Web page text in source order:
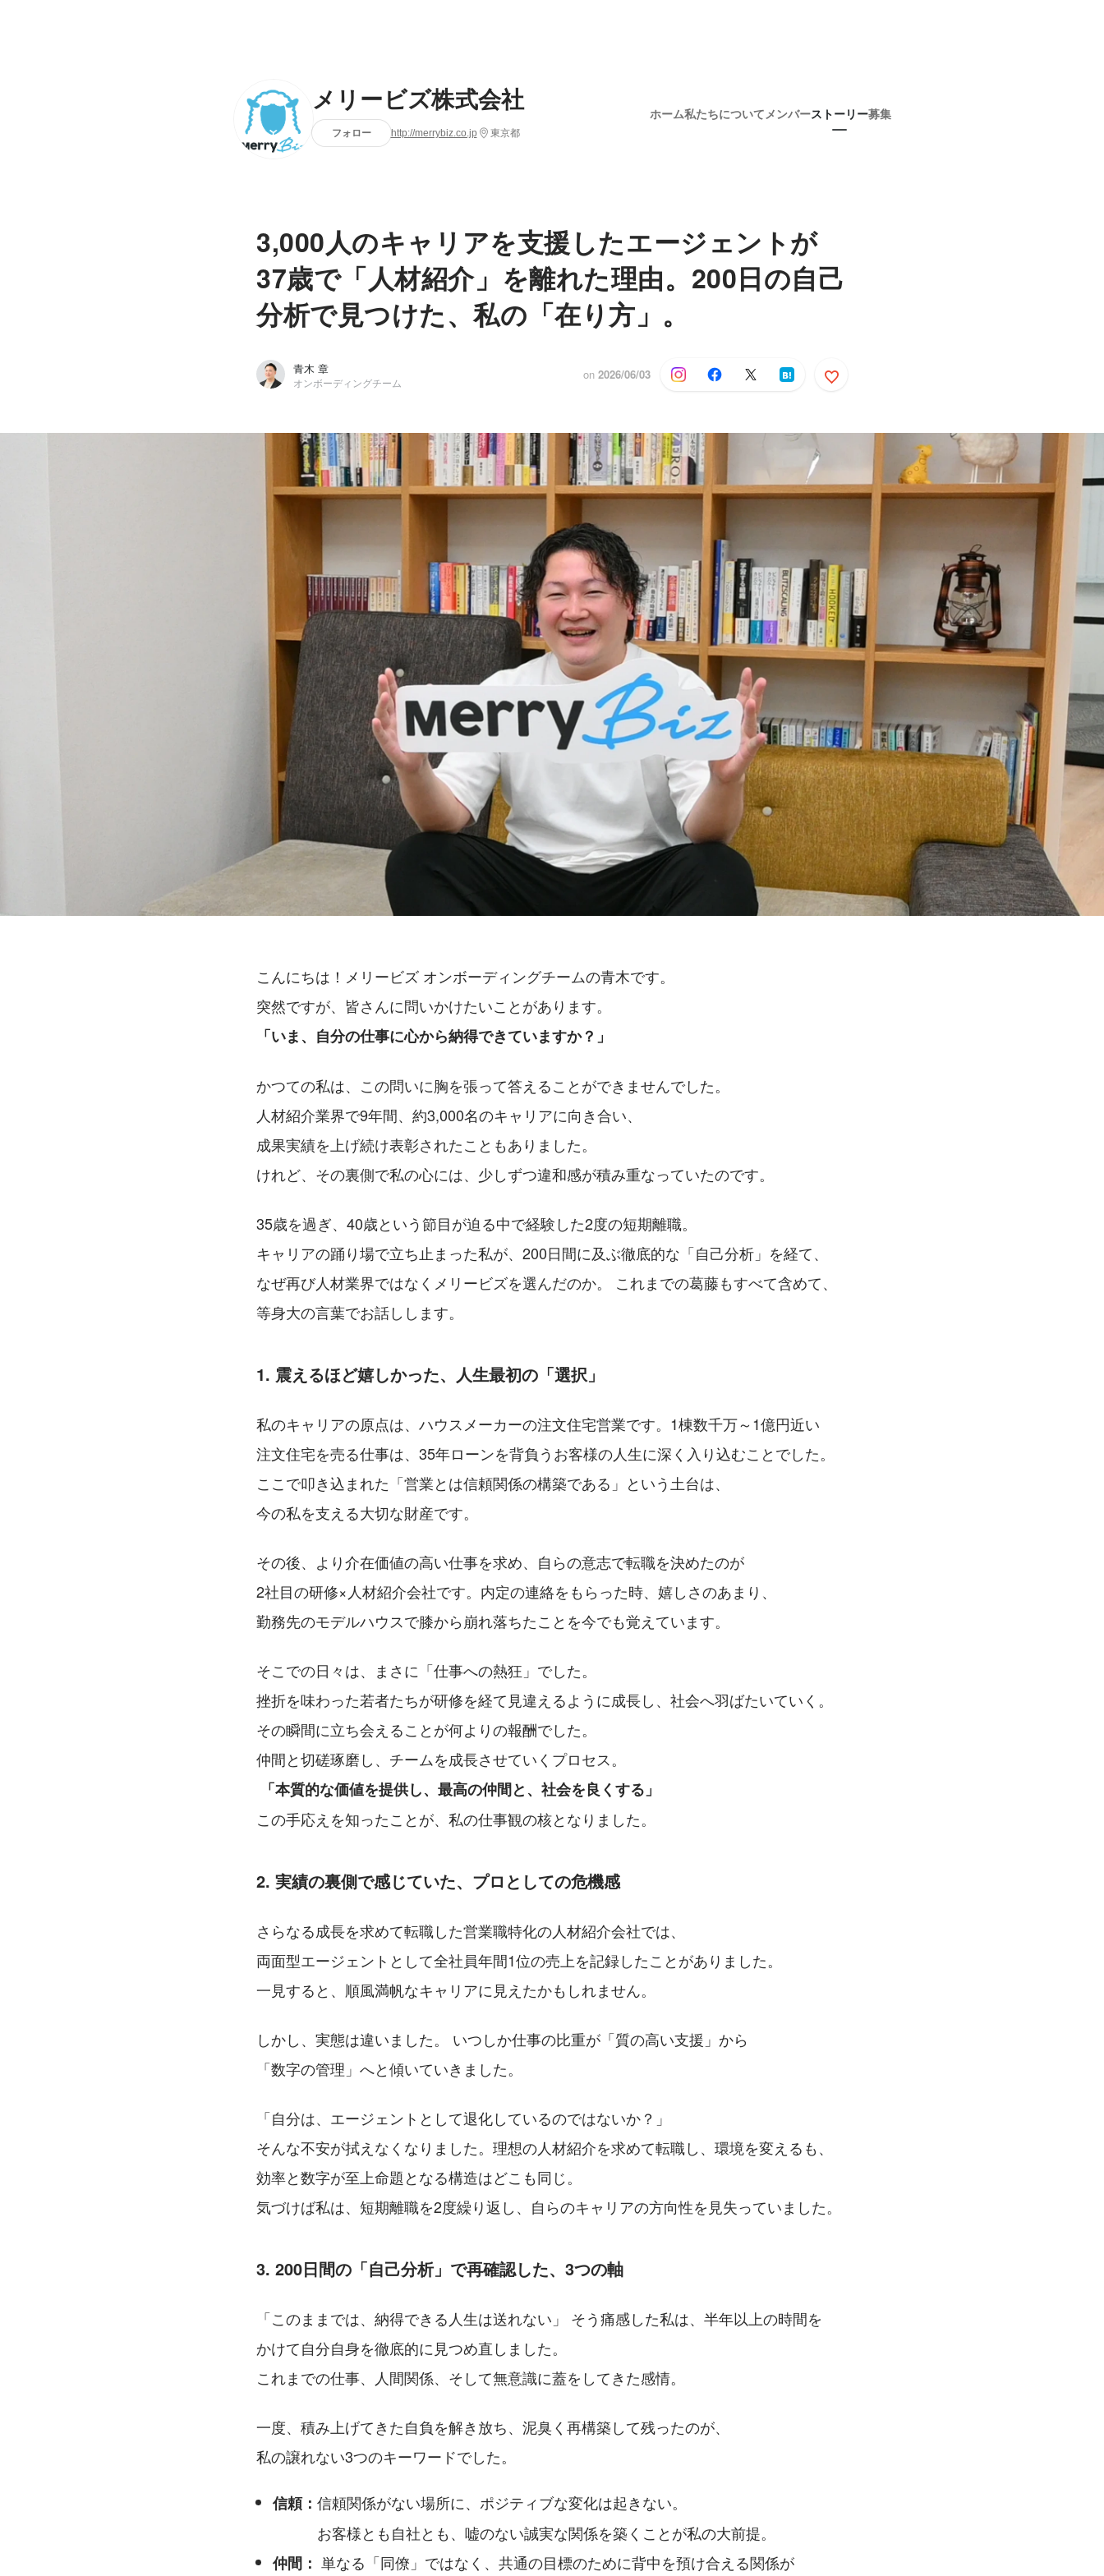
メリービズ株式会社
フォロー http://merrybiz.co.jp 東京都
ホーム私たちについて メンバーストーリー募集
3,000人のキャリアを支援したエージェントが
37歳で「人材紹介」を離れた理由。200日の自己
分析で見つけた、私の「在り方」。
青木 章
オンボーディングチーム
on 2026/06/03
こんにちは！メリービズ オンボーディングチームの青木です。
突然ですが、皆さんに問いかけたいことがあります。
「いま、自分の仕事に心から納得できていますか？」
かつての私は、この問いに胸を張って答えることができませんでした。
人材紹介業界で9年間、約3,000名のキャリアに向き合い、
成果実績を上げ続け表彰されたこともありました。
けれど、その裏側で私の心には、少しずつ違和感が積み重なっていたのです。
35歳を過ぎ、40歳という節目が迫る中で経験した2度の短期離職。
キャリアの踊り場で立ち止まった私が、200日間に及ぶ徹底的な「自己分析」を経て、
なぜ再び人材業界ではなくメリービズを選んだのか。 これまでの葛藤もすべて含めて、
等身大の言葉でお話しします。
1. 震えるほど嬉しかった、人生最初の「選択」
私のキャリアの原点は、ハウスメーカーの注文住宅営業です。1棟数千万～1億円近い
注文住宅を売る仕事は、35年ローンを背負うお客様の人生に深く入り込むことでした。
ここで叩き込まれた「営業とは信頼関係の構築である」という土台は、
今の私を支える大切な財産です。
その後、より介在価値の高い仕事を求め、自らの意志で転職を決めたのが
2社目の研修×人材紹介会社です。内定の連絡をもらった時、嬉しさのあまり、
勤務先のモデルハウスで膝から崩れ落ちたことを今でも覚えています。
そこでの日々は、まさに「仕事への熱狂」でした。
挫折を味わった若者たちが研修を経て見違えるように成長し、社会へ羽ばたいていく。
その瞬間に立ち会えることが何よりの報酬でした。
仲間と切磋琢磨し、チームを成長させていくプロセス。
「本質的な価値を提供し、最高の仲間と、社会を良くする」
この手応えを知ったことが、私の仕事観の核となりました。
2. 実績の裏側で感じていた、プロとしての危機感
さらなる成長を求めて転職した営業職特化の人材紹介会社では、
両面型エージェントとして全社員年間1位の売上を記録したことがありました。
一見すると、順風満帆なキャリアに見えたかもしれません。
しかし、実態は違いました。 いつしか仕事の比重が「質の高い支援」から
「数字の管理」へと傾いていきました。
「自分は、エージェントとして退化しているのではないか？」
そんな不安が拭えなくなりました。理想の人材紹介を求めて転職し、環境を変えるも、
効率と数字が至上命題となる構造はどこも同じ。
気づけば私は、短期離職を2度繰り返し、自らのキャリアの方向性を見失っていました。
3. 200日間の「自己分析」で再確認した、3つの軸
「このままでは、納得できる人生は送れない」 そう痛感した私は、半年以上の時間を
かけて自分自身を徹底的に見つめ直しました。
これまでの仕事、人間関係、そして無意識に蓋をしてきた感情。
一度、積み上げてきた自負を解き放ち、泥臭く再構築して残ったのが、
私の譲れない3つのキーワードでした。
信頼： 信頼関係がない場所に、ポジティブな変化は起きない。
お客様とも自社とも、嘘のない誠実な関係を築くことが私の大前提。
仲間： 単なる「同僚」ではなく、共通の目標のために背中を預け合える関係が